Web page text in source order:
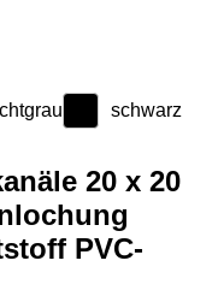
schwarz
20 x 20
PVC-